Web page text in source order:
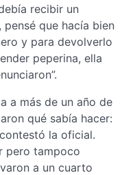
recibir un
que hacía bien
y para devolverlo
peperina, ella
a más de un año de
qué sabía hacer:
contestó la oficial.
pero tampoco
a un cuarto